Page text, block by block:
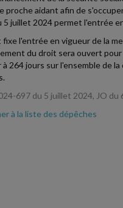
proche aidant afin de
5 juillet 2024 permet l'entrée
l'entrée en vigueur de la
du droit sera ouvert
à 264 jours sur l'ensemble de
697 du 5 juillet 2024, JO du
à la liste des dépêches